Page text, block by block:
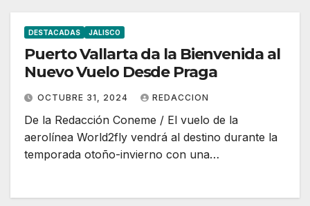
DESTACADAS JALISCO
Puerto Vallarta da la Bienvenida al
Nuevo Vuelo Desde Praga
OCTUBRE 31, 2024 REDACCION
De la Redacción Coneme / El vuelo de la
aerolínea World2fly vendrá al destino durante la
temporada otoño-invierno con una…